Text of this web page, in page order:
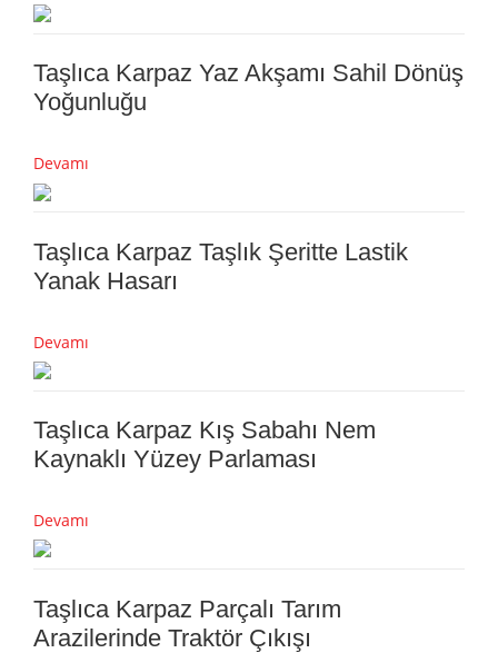
Taşlıca Karpaz Yaz Akşamı Sahil Dönüş
Yoğunluğu
Devamı
Taşlıca Karpaz Taşlık Şeritte Lastik
Yanak Hasarı
Devamı
Taşlıca Karpaz Kış Sabahı Nem
Kaynaklı Yüzey Parlaması
Devamı
Taşlıca Karpaz Parçalı Tarım
Arazilerinde Traktör Çıkışı